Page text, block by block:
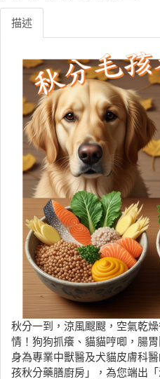
描述
秋分一到，涼風颼颼，空氣乾
情！狗狗抓癢、貓貓哼唧，腸
身為專業中獸醫及犬貓皮膚科
孩秋分藥膳廚房」，為您端出